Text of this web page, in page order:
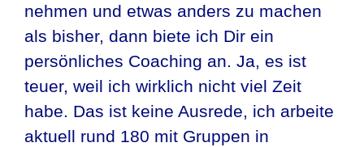
nehmen und etwas anders zu machen
als bisher, dann biete ich Dir ein
persönliches Coaching an. Ja, es ist
teuer, weil ich wirklich nicht viel Zeit
habe. Das ist keine Ausrede, ich arbeite
aktuell rund 180 mit Gruppen in